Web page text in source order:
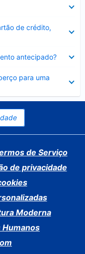
de crédito,
antecipado?
para uma
de Serviço
de privacidade
Moderna
Humanos